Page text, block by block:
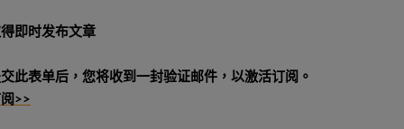
即时发布文章
此表单后，您将收到一封验证邮件，以激活订阅。
>>